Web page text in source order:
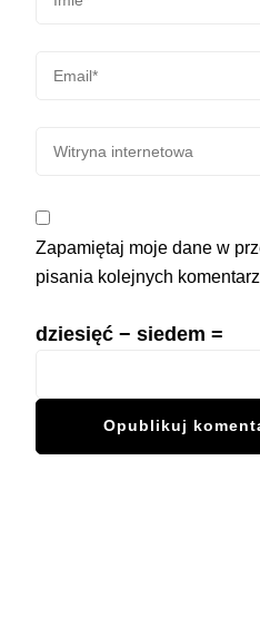
Zapamiętaj moje dane w
pisania kolejnych
dziesięć − siedem =